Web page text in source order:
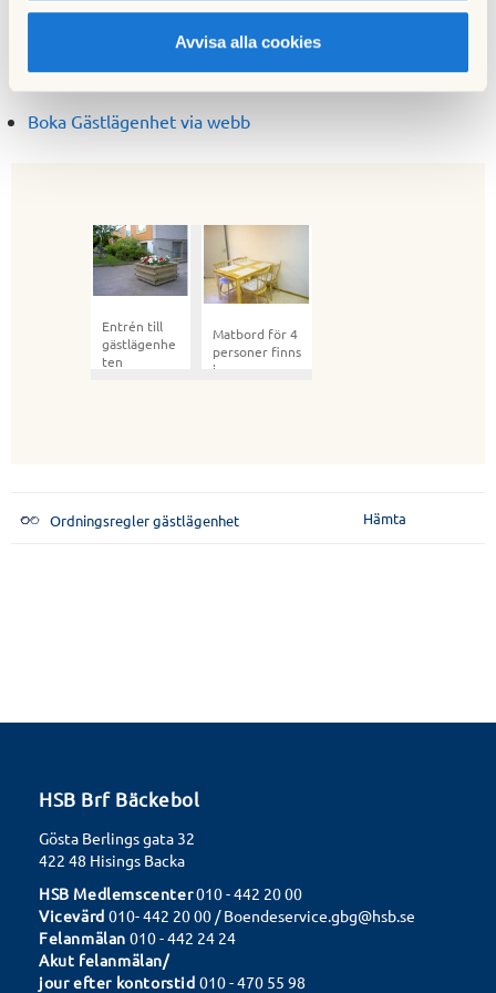
Avvisa alla cookies
Här får du information om hur du bokar gästlägenheten via
vår hemsida.
Boka Gästlägenhet via webb
Entrén till
gästlägenhe
ten
Matbord för 4
personer finns
i
Ordningsregler gästlägenhet Hämta
HSB Brf Bäckebol
Gösta Berlings gata 32
422 48 Hisings Backa
HSB Medlemscenter010 - 442 20 00
Vicevärd010- 442 20 00 / Boendeservice.gbg@hsb.se
Felanmälan 010 - 442 24 24
Akut felanmälan/
jour efter kontorstid 010 - 470 55 98